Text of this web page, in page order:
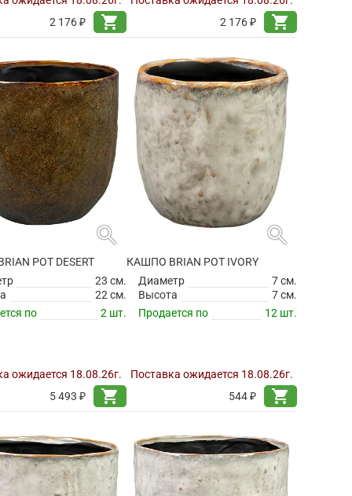
2 176 ₽
shopping_cart
2 176 ₽
shopping_cart
search
POT DESERT
23 см.
22 см.
по
2 шт.
ожидается 18.08.26г.
5 493 ₽
shopping_cart
search
КАШПО BRIAN POT IVORY
Диаметр
7 см.
Высота
7 см.
Продается по
12 шт.
Поставка ожидается 18.08.26г.
544 ₽
shopping_cart